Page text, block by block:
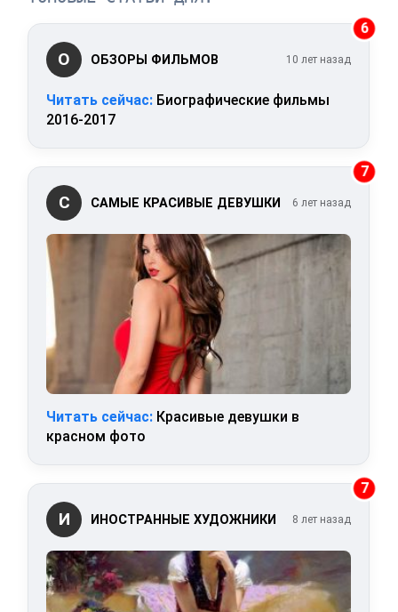
6
О ОБЗОРЫ ФИЛЬМОВ 10 лет назад
Читать сейчас: Биографические фильмы
2016-2017
7
С САМЫЕ КРАСИВЫЕ ДЕВУШКИ 6 лет назад
Читать сейчас: Красивые девушки в
красном фото
7
И ИНОСТРАННЫЕ ХУДОЖНИКИ 8 лет назад